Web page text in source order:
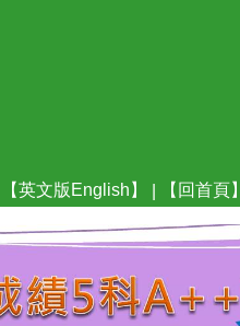
【英文版English】 【回首頁】